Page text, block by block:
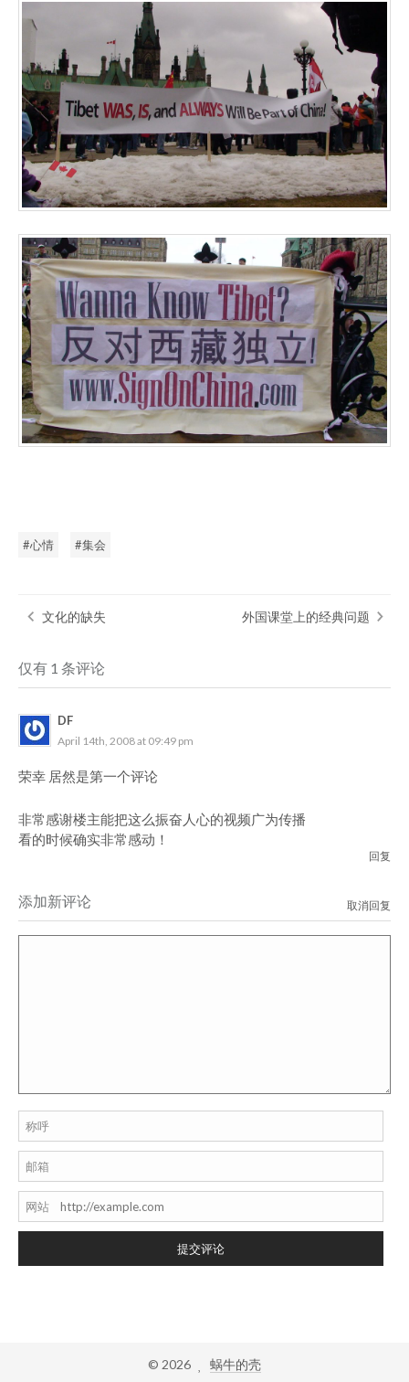
心情 集会
文化的缺失 外国课堂上的经典问题
仅有 1 条评论
DF
April 14th, 2008 at 09:49 pm
荣幸 居然是第一个评论
非常感谢楼主能把这么振奋人心的视频广为传播
看的时候确实非常感动！
回复
取消回复
添加新评论
称呼
邮箱
网站
提交评论
© 2026 蜗牛的壳